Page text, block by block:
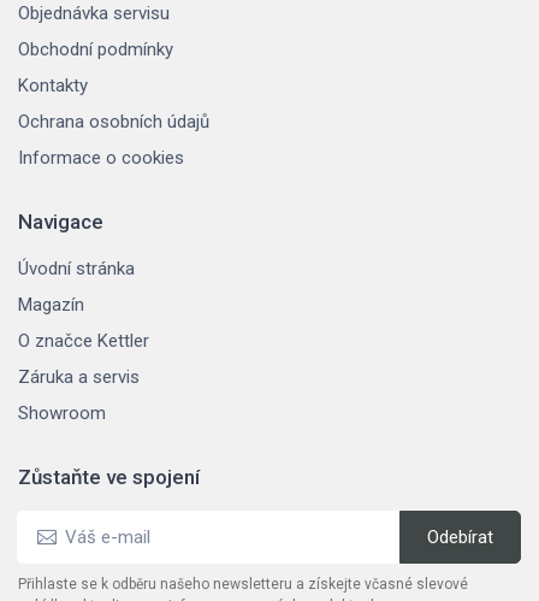
Objednávka servisu
Obchodní podmínky
Kontakty
Ochrana osobních údajů
Informace o cookies
Navigace
Úvodní stránka
Magazín
O značce Kettler
Záruka a servis
Showroom
Zůstaňte ve spojení
Přihlaste se k odběru našeho newsletteru a získejte včasné slevové